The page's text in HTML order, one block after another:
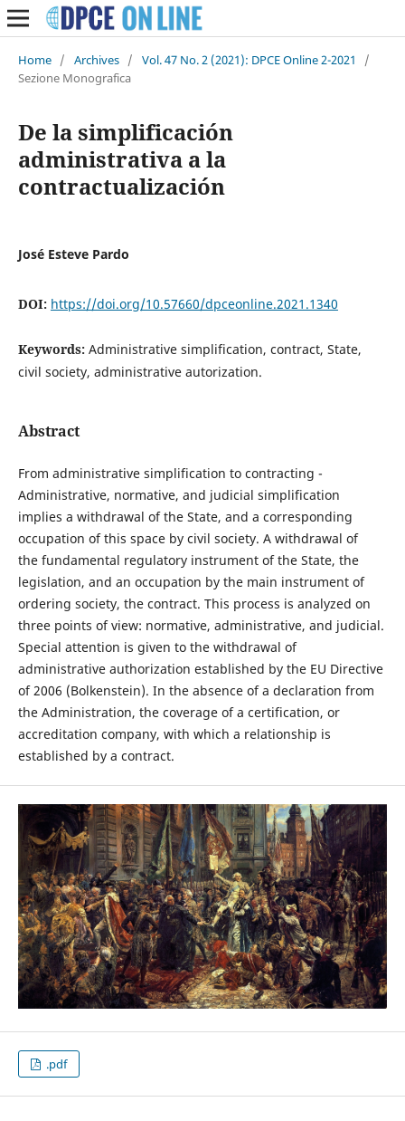
Home / Archives / Vol. 47 No. 2 (2021): DPCE Online 2-2021
/
Sezione Monografica
De la simplificación
administrativa a la
contractualización
José Esteve Pardo
DOI: https://doi.org/10.57660/dpceonline.2021.1340
Keywords: Administrative simplification, contract, State,
civil society, administrative autorization.
Abstract
From administrative simplification to contracting -
Administrative, normative, and judicial simplification
implies a withdrawal of the State, and a corresponding
occupation of this space by civil society. A withdrawal of
the fundamental regulatory instrument of the State, the
legislation, and an occupation by the main instrument of
ordering society, the contract. This process is analyzed on
three points of view: normative, administrative, and judicial.
Special attention is given to the withdrawal of
administrative authorization established by the EU Directive
of 2006 (Bolkenstein). In the absence of a declaration from
the Administration, the coverage of a certification, or
accreditation company, with which a relationship is
established by a contract.
.pdf